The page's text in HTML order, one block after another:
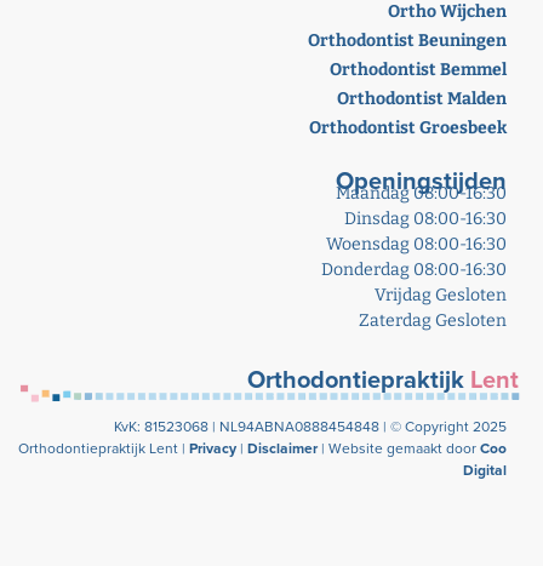
Ortho Wijchen
Orthodontist Beuningen
Orthodontist Bemmel
Orthodontist Malden
Orthodontist Groesbeek
Openingstijden
Maandag 08:00-16:30
Dinsdag 08:00-16:30
Woensdag 08:00-16:30
Donderdag 08:00-16:30
Vrijdag Gesloten
Zaterdag Gesloten
Orthodontiepraktijk Lent
KvK: 81523068 | NL94ABNA0888454848 | © Copyright 2025
Orthodontiepraktijk Lent | Privacy | Disclaimer| Website gemaakt doorCoo
Digital